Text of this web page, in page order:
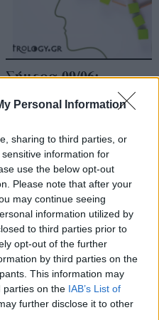
Personal Information
sharing to third parties, or
information for
use the below opt-out
Please note that after your
may continue seeing
information utilized by
to third parties prior to
opt-out of the further
by third parties on the
This information may
parties on the IAB’s List of
further disclose it to other
Σήμερα 09/06:
υπάρχουν μόνο στο
μυαλό